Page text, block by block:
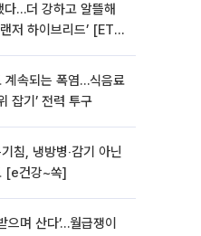
다…더 강하고 알뜰해
저 하이브리드’ [ET의
계속되는 폭염…식음료
잡기’ 전력 투구
침, 냉방병‧감기 아닌
[e건강~쏙]
으며 산다’…월급쟁이